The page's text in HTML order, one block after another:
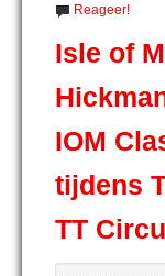
Reageer!
Isle of
IOM
tijdens
TT